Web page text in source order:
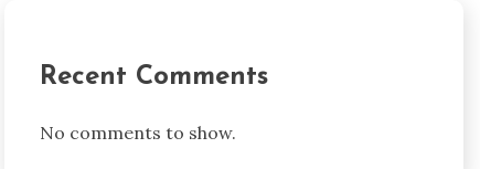
Recent Comments
No comments to show.